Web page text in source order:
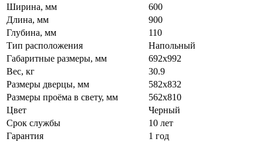
Ширина, мм
600
Длина, мм
900
Глубина, мм
110
Тип расположения
Напольный
Габаритные размеры, мм
692x992
Вес, кг
30.9
Размеры дверцы, мм
582x832
Размеры проёма в свету, мм
562x810
Цвет
Черный
Срок службы
10 лет
Гарантия
1 год